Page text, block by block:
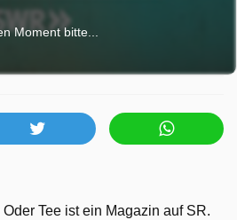
Moment bitte...
Oder Tee ist ein Magazin auf SR.